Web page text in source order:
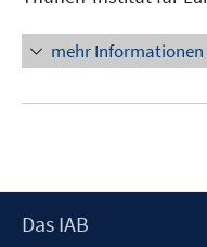
mehr Informationen
Footer
Das IAB